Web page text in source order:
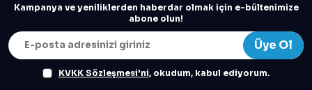
Kampanya ve yeniliklerden haberdar olmak için e-bültenimize
abone olun!
Üye Ol
KVKK Sözleşmesi'ni, okudum, kabul ediyorum.